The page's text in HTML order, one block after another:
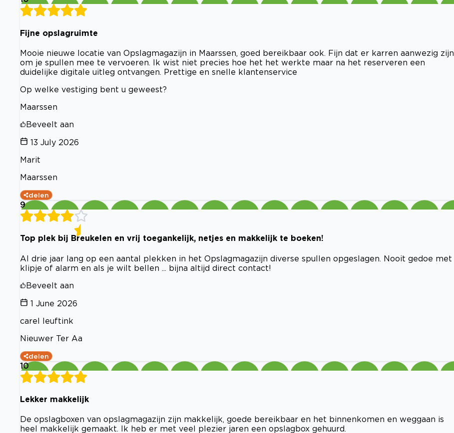
Fijne opslagruimte
Mooie nieuwe locatie van Opslagmagazijn in Maarssen, goed bereikbaar ook. Fijn dat er karren aanwezig zijn
om je spullen mee te vervoeren. Ik wist niet precies hoe het het werkte maar na het reserveren een
duidelijke digitale uitleg ontvangen. Prettige en snelle klantenservice
Op welke vestiging bent u geweest?
Maarssen
Beveelt aan
13 July 2026
Marit
Maarssen
delen
9
Top plek bij Breukelen en vrij toegankelijk, netjes en makkelijk te boeken!
Al drie jaar lang op een aantal plekken in het Opslagmagazijn diverse spullen opgeslagen. Nooit gedoe met
klipje of alarm en als je wilt bellen ... bijna altijd direct contact!
Beveelt aan
1 June 2026
carel leuftink
Nieuwer Ter Aa
delen
10
Lekker makkelijk
De opslagboxen van opslagmagazijn zijn makkelijk, goede bereikbaar en het binnenkomen en weggaan is
heel makkelijk gemaakt. Ik heb er met veel plezier jaren een opslagbox gehuurd.